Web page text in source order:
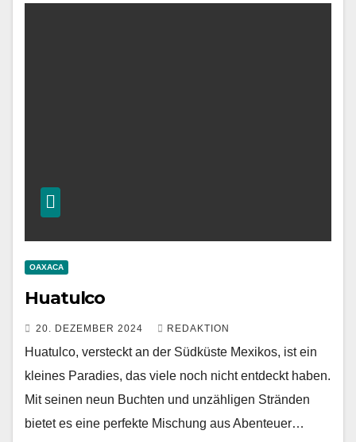
OAXACA
Huatulco
20. DEZEMBER 2024 REDAKTION
Huatulco, versteckt an der Südküste Mexikos, ist ein
kleines Paradies, das viele noch nicht entdeckt haben.
Mit seinen neun Buchten und unzähligen Stränden
bietet es eine perfekte Mischung aus Abenteuer…